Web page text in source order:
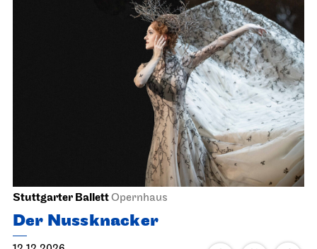
Treffpunkt Freitreppe Opernhaus
Einblicke
21.11.2026
14:30 - 16:00